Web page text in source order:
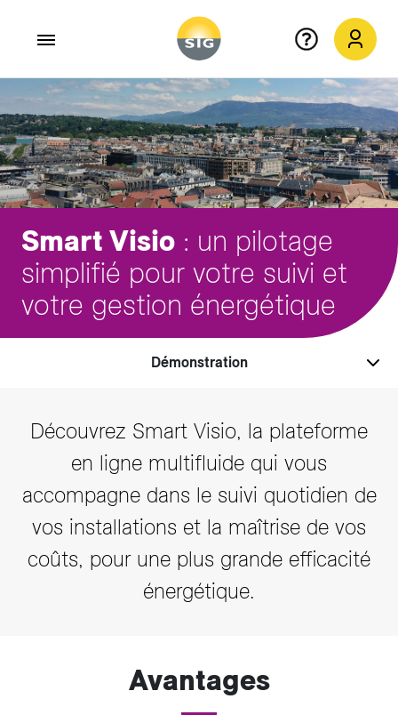
Aller au contenu principal
Smart Visio : un pilotage
simplifié pour votre suivi et
votre gestion énergétique
Démonstration
Découvrez Smart Visio, la plateforme
en ligne multifluide qui vous
accompagne dans le suivi quotidien de
vos installations et la maîtrise de vos
coûts, pour une plus grande efficacité
énergétique.
Avantages